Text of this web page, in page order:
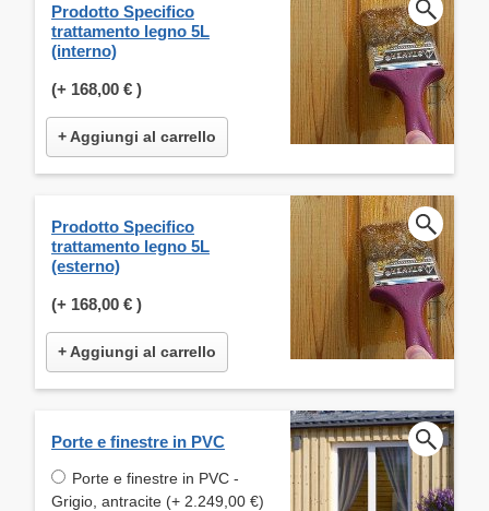
Prodotto Specifico
trattamento legno 5L
(interno)
(+ 168,00 € )
+ Aggiungi al carrello
Prodotto Specifico
trattamento legno 5L
(esterno)
(+ 168,00 € )
+ Aggiungi al carrello
Porte e finestre in PVC
Porte e finestre in PVC -
Grigio, antracite (+ 2.249,00 €)